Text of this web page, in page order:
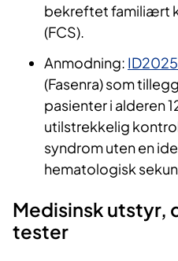
bekreftet familiært
(FCS).
Anmodning:
(Fasenra) som
pasienter i alderen
utilstrekkelig
syndrom uten en
hematologisk
Medisinsk utstyr,
tester